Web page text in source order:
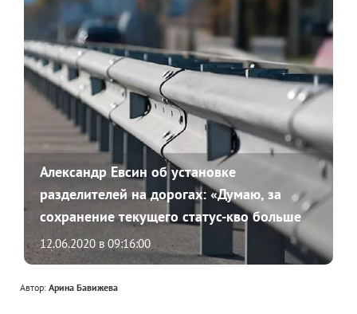
Александр Евсин об установке
разделителей на дорогах: «Думаю, за
сохранение текущего статус-кво больше
ратуют мажоры со связями»
12.06.2020 в 09:16:00
Автор: Арина Бавижева